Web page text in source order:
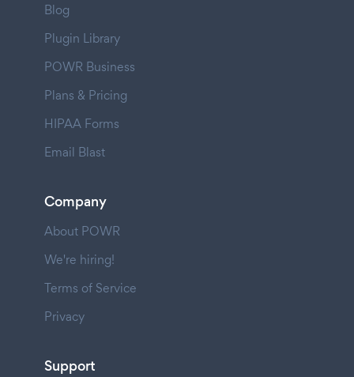
Blog
Plugin Library
POWR Business
Plans & Pricing
HIPAA Forms
Email Blast
Company
About POWR
We're hiring!
Terms of Service
Privacy
Support